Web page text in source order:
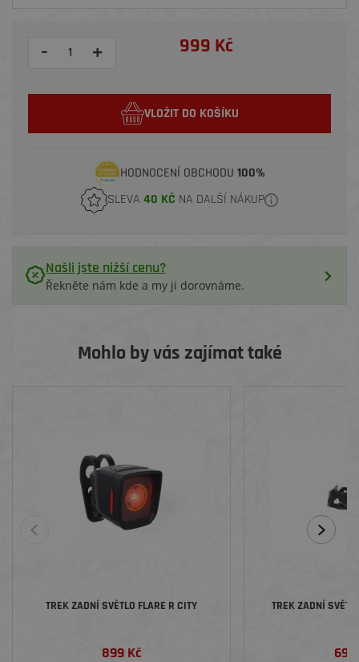
- + 999 Kč
VLOŽIT DO KOŠÍKU
HODNOCENÍ OBCHODU 100%
SLEVA 40 KČ NA DALŠÍ NÁKUP
Našli jste nižší cenu?
Řekněte nám kde a my ji dorovnáme.
Mohlo by vás zajímat také
TREK ZADNÍ SVĚTLO FLARE R CITY
899 Kč
TREK ZADNÍ
699